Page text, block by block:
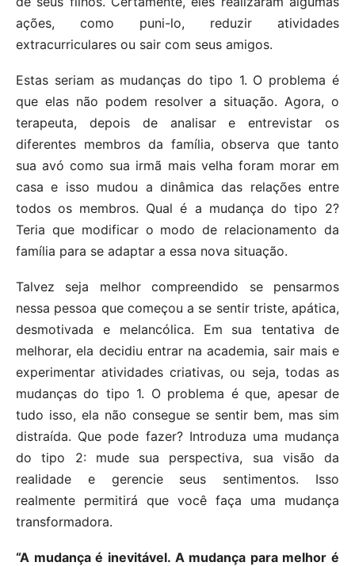
ações, como puni-lo, reduzir atividades
extracurriculares ou sair com seus amigos.
Estas seriam as mudanças do tipo 1. O problema é
que elas não podem resolver a situação. Agora, o
terapeuta, depois de analisar e entrevistar os
diferentes membros da família, observa que tanto
sua avó como sua irmã mais velha foram morar em
casa e isso mudou a dinâmica das relações entre
todos os membros. Qual é a mudança do tipo 2?
Teria que modificar o modo de relacionamento da
família para se adaptar a essa nova situação.
Talvez seja melhor compreendido se pensarmos
nessa pessoa que começou a se sentir triste, apática,
desmotivada e melancólica. Em sua tentativa de
melhorar, ela decidiu entrar na academia, sair mais e
experimentar atividades criativas, ou seja, todas as
mudanças do tipo 1. O problema é que, apesar de
tudo isso, ela não consegue se sentir bem, mas sim
distraída. Que pode fazer? Introduza uma mudança
do tipo 2: mude sua perspectiva, sua visão da
realidade e gerencie seus sentimentos. Isso
realmente permitirá que você faça uma mudança
transformadora.
“A mudança é inevitável. A mudança para melhor é